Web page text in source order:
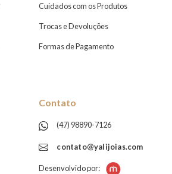
Cuidados com os Produtos
Trocas e Devoluções
Formas de Pagamento
Contato
(47) 98890-7126
contato@yalijoias.com
Desenvolvido por: